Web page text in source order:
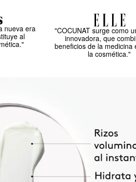
nueva era
al
"COCUNAT surge como
innovadora, que
beneficios de la medicina
la cosmética."